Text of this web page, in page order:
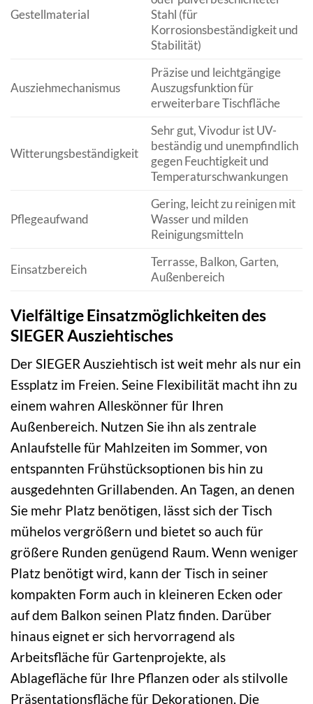
Gestellmaterial
Stahl (für
Korrosionsbeständigkeit und
Stabilität)
Ausziehmechanismus
Präzise und leichtgängige
Auszugsfunktion für
erweiterbare Tischfläche
Witterungsbeständigkeit
Sehr gut, Vivodur ist UV-
beständig und unempfindlich
gegen Feuchtigkeit und
Temperaturschwankungen
Pflegeaufwand
Gering, leicht zu reinigen mit
Wasser und milden
Reinigungsmitteln
Einsatzbereich
Terrasse, Balkon, Garten,
Außenbereich
Vielfältige Einsatzmöglichkeiten des
SIEGER Ausziehtisches
Der SIEGER Ausziehtisch ist weit mehr als nur ein
Essplatz im Freien. Seine Flexibilität macht ihn zu
einem wahren Alleskönner für Ihren
Außenbereich. Nutzen Sie ihn als zentrale
Anlaufstelle für Mahlzeiten im Sommer, von
entspannten Frühstücksoptionen bis hin zu
ausgedehnten Grillabenden. An Tagen, an denen
Sie mehr Platz benötigen, lässt sich der Tisch
mühelos vergrößern und bietet so auch für
größere Runden genügend Raum. Wenn weniger
Platz benötigt wird, kann der Tisch in seiner
kompakten Form auch in kleineren Ecken oder
auf dem Balkon seinen Platz finden. Darüber
hinaus eignet er sich hervorragend als
Arbeitsfläche für Gartenprojekte, als
Ablagefläche für Ihre Pflanzen oder als stilvolle
Präsentationsfläche für Dekorationen. Die